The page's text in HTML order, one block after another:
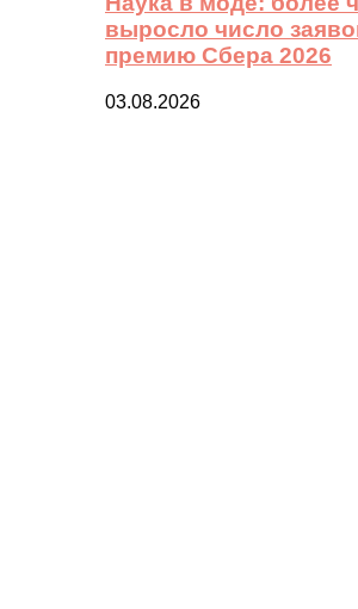
выросло число
премию Сбера 2026
03.08.2026